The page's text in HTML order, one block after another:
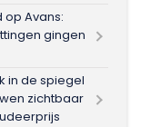
Avans:
gingen
in de spiegel
zichtbaar